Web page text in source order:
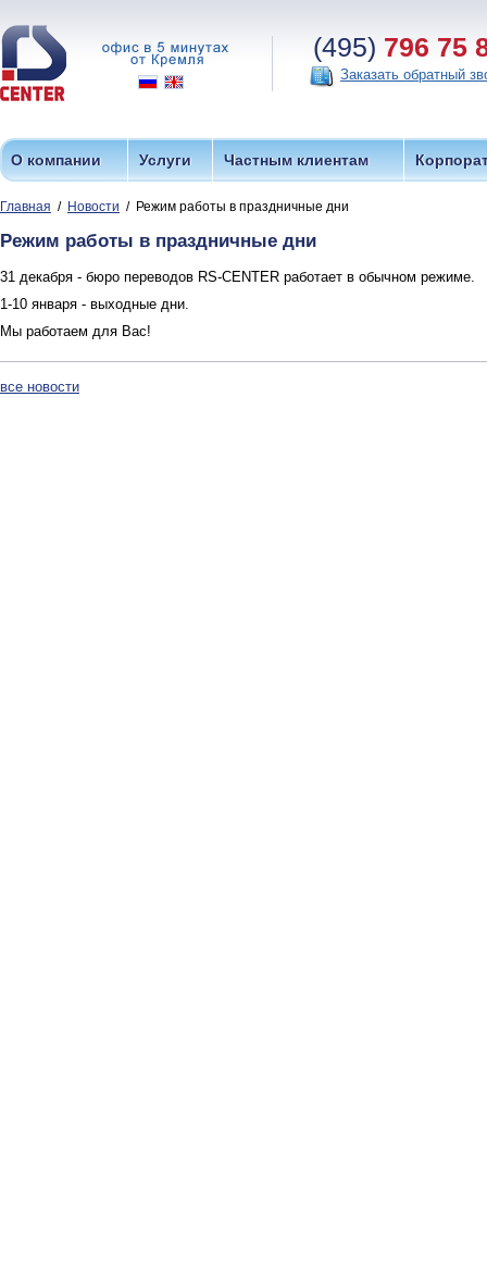
(495) 796 75
Заказать обратный
О компании Услуги Частным клиентам
Главная / Новости / Режим работы в праздничные дни
Режим работы в праздничные дни
31 декабря - бюро переводов RS-CENTER работает в обычном режиме.
1-10 января - выходные дни.
Мы работаем для Вас!
все новости